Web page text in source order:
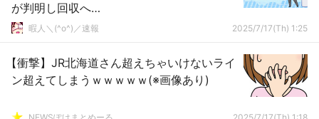
が判明し回収へ…
暇人＼(^o^)／速報 2025/7/17(Th) 1:25
【衝撃】JR北海道さん超えちゃいけないライ
ン超えてしまうｗｗｗｗｗ(※画像あり)